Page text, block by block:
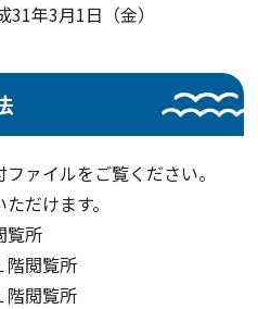
年3月1日（金）
ァイルをご覧ください。
だけます。
所
閲覧所
閲覧所